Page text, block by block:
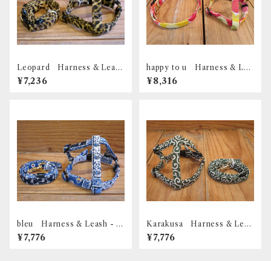
Leopard Harness & Leash
- S（小型犬用）
¥7,236
happy to u Harness & Lea
sh - S（小型犬用）
¥8,316
bleu Harness & Leash - S
（小型犬用）
¥7,776
Karakusa Harness & Leas
h - S（小型犬用）
¥7,776